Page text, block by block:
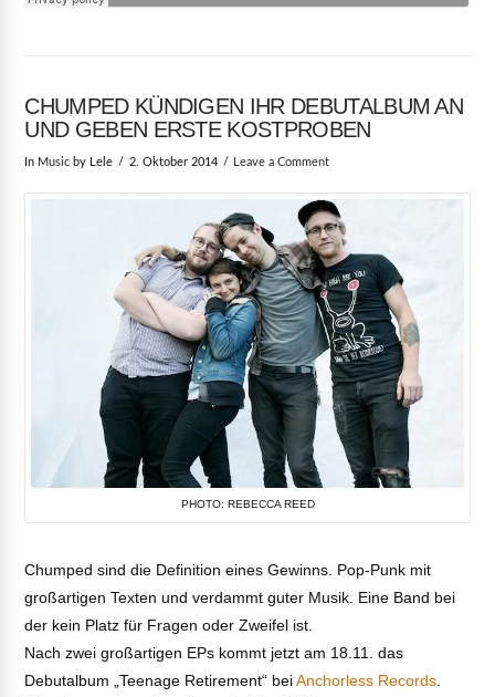
CHUMPED KÜNDIGEN IHR DEBUTALBUM AN
UND GEBEN ERSTE KOSTPROBEN
In Music by Lele 2. Oktober 2014 Leave a Comment
PHOTO: REBECCA REED
Chumped sind die Definition eines Gewinns. Pop-Punk mit
großartigen Texten und verdammt guter Musik. Eine Band bei
der kein Platz für Fragen oder Zweifel ist.
Nach zwei großartigen EPs kommt jetzt am 18.11. das
Debutalbum „Teenage Retirement“ beiAnchorless Records